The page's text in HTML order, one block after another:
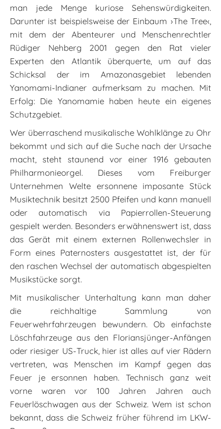
man jede Menge kuriose Sehenswürdigkeiten.
Darunter ist beispielsweise der Einbaum ›The Tree‹,
mit dem der Abenteurer und Menschenrechtler
Rüdiger Nehberg 2001 gegen den Rat vieler
Experten den Atlantik überquerte, um auf das
Schicksal der im Amazonasgebiet lebenden
Yanomami-Indianer aufmerksam zu machen. Mit
Erfolg: Die Yanomamie haben heute ein eigenes
Schutzgebiet.
Wer überraschend musikalische Wohlklänge zu Ohr
bekommt und sich auf die Suche nach der Ursache
macht, steht staunend vor einer 1916 gebauten
Philharmonieorgel. Dieses vom Freiburger
Unternehmen Welte ersonnene imposante Stück
Musiktechnik besitzt 2500 Pfeifen und kann manuell
oder automatisch via Papierrollen-Steuerung
gespielt werden. Besonders erwähnenswert ist, dass
das Gerät mit einem externen Rollenwechsler in
Form eines Paternosters ausgestattet ist, der für
den raschen Wechsel der automatisch abgespielten
Musikstücke sorgt.
Mit musikalischer Unterhaltung kann man daher
die reichhaltige Sammlung von
Feuerwehrfahrzeugen bewundern. Ob einfachste
Löschfahrzeuge aus den Floriansjünger-Anfängen
oder riesiger US-Truck, hier ist alles auf vier Rädern
vertreten, was Menschen im Kampf gegen das
Feuer je ersonnen haben. Technisch ganz weit
vorne waren vor 100 Jahren Jahren auch
Feuerlöschwagen aus der Schweiz. Wem ist schon
bekannt, dass die Schweiz früher führend im LKW-